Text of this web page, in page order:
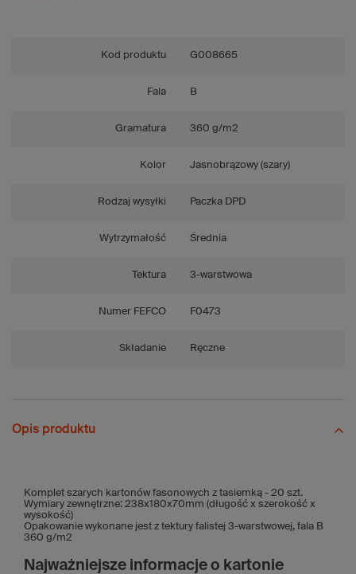
Kod produktu G008665
Fala B
Gramatura 360 g/m2
Kolor Jasnobrązowy (szary)
Rodzaj wysyłki Paczka DPD
Wytrzymałość Średnia
Tektura 3-warstwowa
Numer FEFCO F0473
Składanie Ręczne
Opis produktu
Komplet szarych kartonów fasonowych z tasiemką - 20 szt.
Wymiary zewnętrzne: 238x180x70mm (długość x szerokość x
wysokość)
Opakowanie wykonane jest z tektury falistej 3-warstwowej, fala B
360 g/m2
Najważniejsze informacje o kartonie